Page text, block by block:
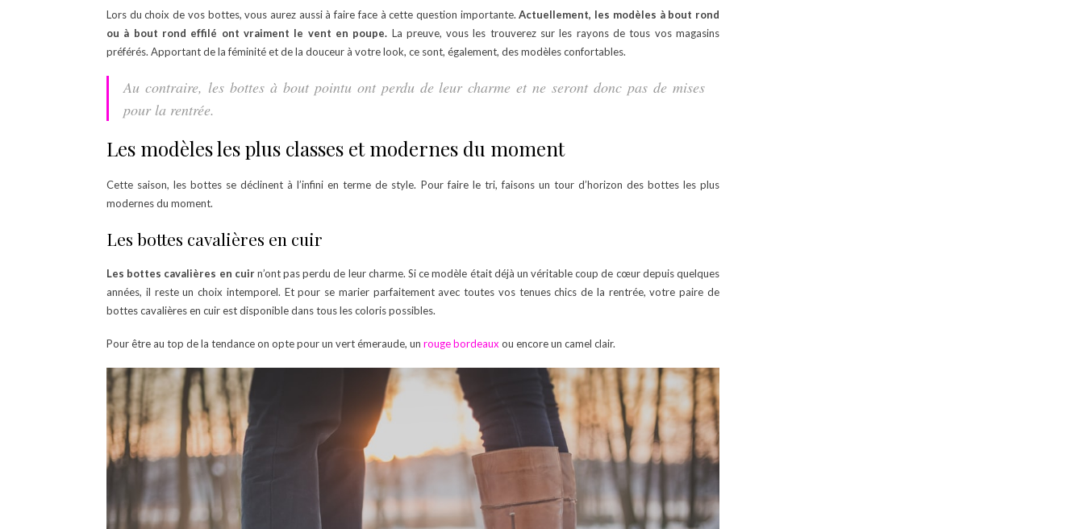
Lors du choix de vos bottes, vous aurez aussi à faire face à cette question importante.Actuellement, les modèles à bout rond
ou à bout rond effilé ont vraiment le vent en poupe. La preuve, vous les trouverez sur les rayons de tous vos magasins
préférés. Apportant de la féminité et de la douceur à votre look, ce sont, également, des modèles confortables.
Au contraire, les bottes à bout pointu ont perdu de leur charme et ne seront donc pas de mises
pour la rentrée.
Les modèles les plus classes et modernes du moment
Cette saison, les bottes se déclinent à l’infini en terme de style. Pour faire le tri, faisons un tour d’horizon des bottes les plus
modernes du moment.
Les bottes cavalières en cuir
Les bottes cavalières en cuirn’ont pas perdu de leur charme. Si ce modèle était déjà un véritable coup de cœur depuis quelques
années, il reste un choix intemporel. Et pour se marier parfaitement avec toutes vos tenues chics de la rentrée, votre paire de
bottes cavalières en cuir est disponible dans tous les coloris possibles.
Pour être au top de la tendance on opte pour un vert émeraude, un rouge bordeauxou encore un camel clair.